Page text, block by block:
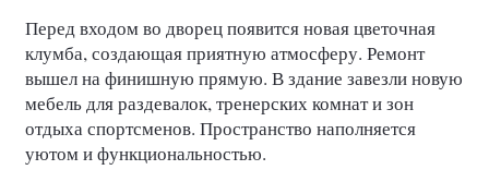
Перед входом во дворец появится новая цветочная
клумба, создающая приятную атмосферу. Ремонт
вышел на финишную прямую. В здание завезли новую
мебель для раздевалок, тренерских комнат и зон
отдыха спортсменов. Пространство наполняется
уютом и функциональностью.